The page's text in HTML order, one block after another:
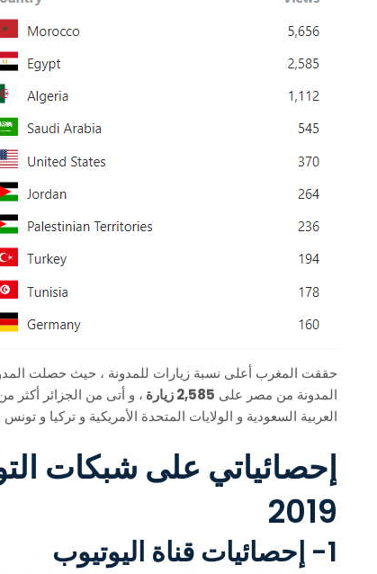
حققت المغرب أعلى نسبة زيارات للمدونة ، حيث حصلت
المدونة من مصر على 2,585 زيارة ، و أتى من الجزائر أكثر
العربية السعودية و الولايات المتحدة الأمريكية و تركيا و
إحصائياتي على شبكات
2019
1- إحصائيات قناة اليوتيوب